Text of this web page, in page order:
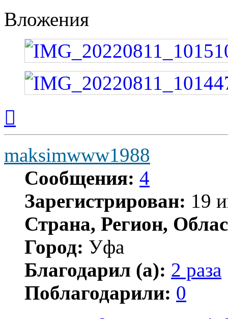
Вложения
началу
maksimwww1988
Сообщения: 4
Зарегистрирован: 19
Страна, Регион,
Город: Уфа
Благодарил (а): 2 раза
Поблагодарили: 0